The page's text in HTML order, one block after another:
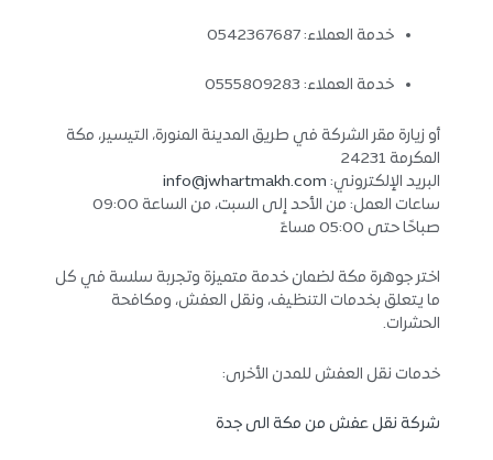
خدمة العملاء: 0542367687
خدمة العملاء: 0555809283
أو زيارة مقر الشركة في طريق المدينة المنورة، التيسير، مكة
المكرمة 24231
البريد الإلكتروني: info@jwhartmakh.com
ساعات العمل: من الأحد إلى السبت، من الساعة 09:00
صباحًا حتى 05:00 مساءً
اختر جوهرة مكة لضمان خدمة متميزة وتجربة سلسة في كل
ما يتعلق بخدمات التنظيف، ونقل العفش، ومكافحة
الحشرات.
خدمات نقل العفش للمدن الأخرى:
شركة نقل عفش من مكة الى جدة